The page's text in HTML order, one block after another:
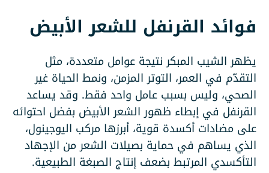
فوائد القرنفل للشعر الأبيض
يظهر الشيب المبكر نتيجة عوامل متعددة، مثل
التقدّم في العمر، التوتر المزمن، ونمط الحياة غير
الصحي، وليس بسبب عامل واحد فقط. وقد يساعد
القرنفل في إبطاء ظهور الشعر الأبيض بفضل احتوائه
على مضادات أكسدة قوية، أبرزها مركب اليوجينول،
الذي يساهم في حماية بصيلات الشعر من الإجهاد
التأكسدي المرتبط بضعف إنتاج الصبغة الطبيعية.